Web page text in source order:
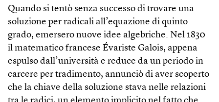
Quando si tentò senza successo di trovare una
soluzione per radicali all’equazione di quinto
grado, emersero nuove idee algebriche. Nel 1830
il matematico francese Évariste Galois, appena
espulso dall’università e reduce da un periodo in
carcere per tradimento, annunciò di aver scoperto
che la chiave della soluzione stava nelle relazioni